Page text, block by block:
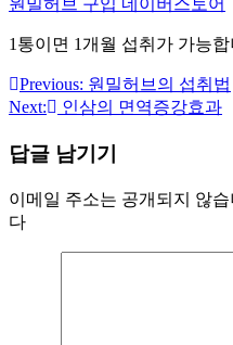
원밀허브 구입 네이버스토어
1통이면 1개월 섭취가 가능합
글
색
Previous: 원밀허브의 섭취법
Next:
인삼의 면역증강효과
답글 남기기
이메일 주소는 공개되지 않습
다